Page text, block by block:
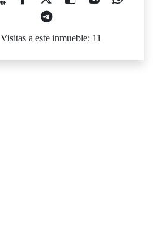
Visitas a este inmueble: 11